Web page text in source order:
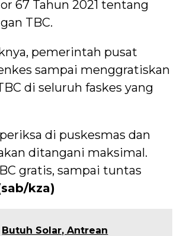
67 Tahun 2021 tentang
TBC.
pemerintah pusat
sampai menggratiskan
di seluruh faskes yang
di puskesmas dan
ditangani maksimal.
gratis, sampai tuntas
kza)
Butuh Solar, Antrean